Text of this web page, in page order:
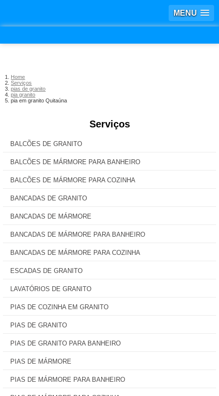
MENU
Home
Serviços
pias de granito
pia granito
pia em granito Quitaúna
Serviços
BALCÕES DE GRANITO
BALCÕES DE MÁRMORE PARA BANHEIRO
BALCÕES DE MÁRMORE PARA COZINHA
BANCADAS DE GRANITO
BANCADAS DE MÁRMORE
BANCADAS DE MÁRMORE PARA BANHEIRO
BANCADAS DE MÁRMORE PARA COZINHA
ESCADAS DE GRANITO
LAVATÓRIOS DE GRANITO
PIAS DE COZINHA EM GRANITO
PIAS DE GRANITO
PIAS DE GRANITO PARA BANHEIRO
PIAS DE MÁRMORE
PIAS DE MÁRMORE PARA BANHEIRO